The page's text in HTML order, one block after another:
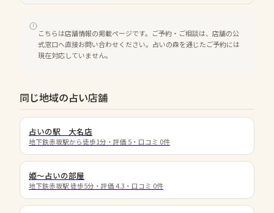
こちらは店舗情報の掲載ページです。ご予約・ご相談は、店舗の公
式窓口へ直接お問い合わせください。占いの森を通じたご予約には
現在対応していません。
同じ地域の占い店舗
占いの駅 大名店
地下鉄赤坂駅から徒歩1分 ・評価 5 ・口コミ 0件
姫〜占いの部屋
地下鉄赤坂駅 徒歩5分 ・評価 4.3 ・口コミ 0件